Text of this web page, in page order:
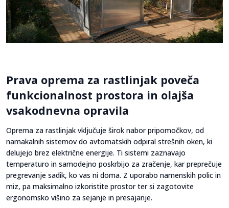
Prava oprema za rastlinjak poveča
funkcionalnost prostora in olajša
vsakodnevna opravila
Oprema za rastlinjak vključuje širok nabor pripomočkov, od
namakalnih sistemov do avtomatskih odpiral strešnih oken, ki
delujejo brez električne energije. Ti sistemi zaznavajo
temperaturo in samodejno poskrbijo za zračenje, kar preprečuje
pregrevanje sadik, ko vas ni doma. Z uporabo namenskih polic in
miz, pa maksimalno izkoristite prostor ter si zagotovite
ergonomsko višino za sejanje in presajanje.